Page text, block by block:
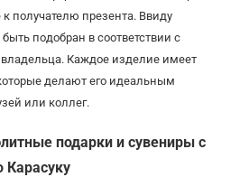
получателю презента. Ввиду
подобран в соответствии с
Каждое изделие имеет
делают его идеальным
или коллег.
подарки и сувениры с
Карасуку